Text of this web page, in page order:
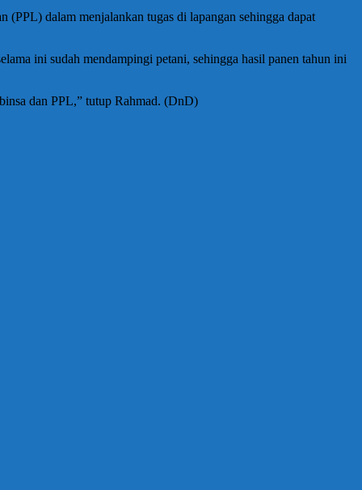
(PPL) dalam menjalankan tugas di lapangan sehingga dapat
ini sudah mendampingi petani, sehingga hasil panen tahun ini
dan PPL,” tutup Rahmad. (DnD)